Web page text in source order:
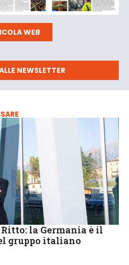
WEB
NEWSLETTER
la Germania è il
gruppo italiano